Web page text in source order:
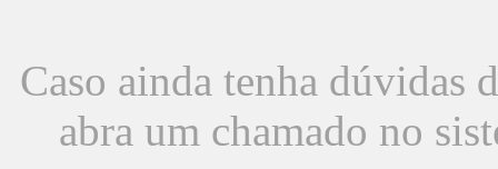
Caso ainda tenha dúvidas
abra um chamado no